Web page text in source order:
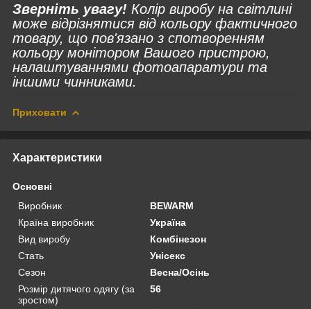
Зверніть увагу! Колір виробу на світлині
може відрізнятися від кольору фактичного
товару, що пов'язано з спотворенням
кольору монітором Вашого пристрою,
налаштуваннями фотоапаратури та
іншими чинниками.
Приховати
Характеристики
Основні
Виробник
BEWARM
Країна виробник
Україна
Вид виробу
Комбінезон
Стать
Унісекс
Сезон
Весна/Осінь
Розмір дитячого одягу (за
зростом)
56